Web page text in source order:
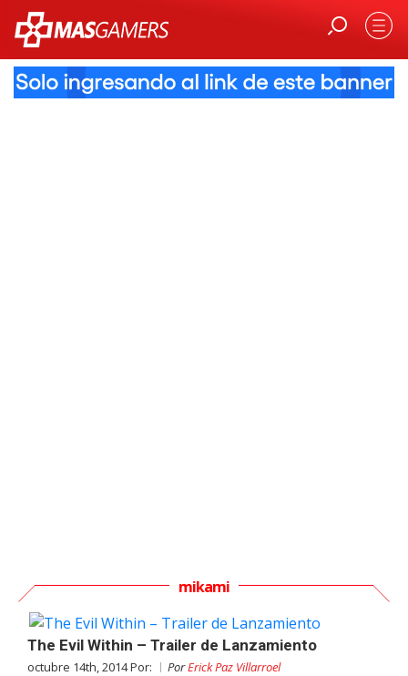
mikami
The Evil Within – Trailer de Lanzamiento
octubre 14th, 2014 Por: PorErick Paz Villarroel